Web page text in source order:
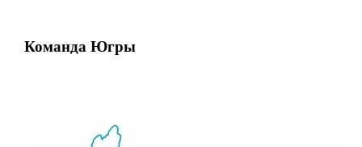
Команда Югры